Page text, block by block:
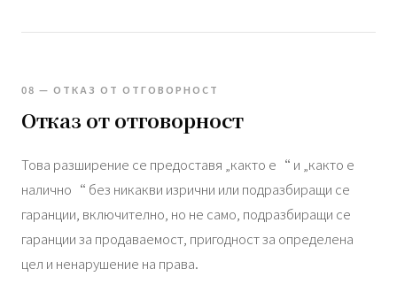
08 — ОТКАЗ ОТ ОТГОВОРНОСТ
Отказ от отговорност
Това разширение се предоставя „както е“ и „както е
налично“ без никакви изрични или подразбиращи се
гаранции, включително, но не само, подразбиращи се
гаранции за продаваемост, пригодност за определена
цел и ненарушение на права.